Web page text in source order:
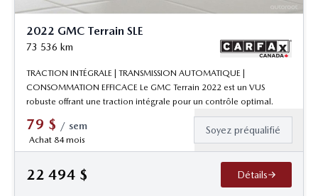
2022 GMC Terrain SLE
73 536 km
TRACTION INTÉGRALE | TRANSMISSION AUTOMATIQUE |
CONSOMMATION EFFICACE Le GMC Terrain 2022 est un VUS
robuste offrant une traction intégrale pour un contrôle optimal.
79 $ / sem
Achat 84 mois
Soyez préqualifié
22 494 $ Détails